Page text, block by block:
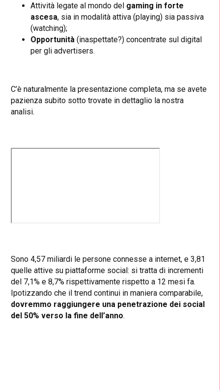
Attività legate al mondo del gaming in forte
ascesa, sia in modalità attiva (playing) sia passiva
(watching);
Opportunità (inaspettate?) concentrate sul digital
per gli advertisers.
C’è naturalmente la presentazione completa, ma se avete
pazienza subito sotto trovate in dettaglio la nostra
analisi.
Sono 4,57 miliardi le persone connesse a internet, e 3,81
quelle attive su piattaforme social: si tratta di incrementi
del 7,1% e 8,7% rispettivamente rispetto a 12 mesi fa.
Ipotizzando che il trend continui in maniera comparabile,
dovremmo raggiungere una penetrazione dei social
del 50% verso la fine dell’anno.